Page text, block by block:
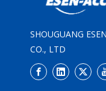
SHOUGUANG
CO., LTD